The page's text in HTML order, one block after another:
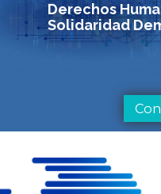
Derechos
Solidaridad